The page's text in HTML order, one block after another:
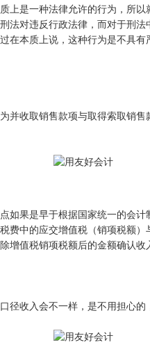
上是一种法律允许的行为，所
法对违反行政法律，而对于刑
在本质上说，这种行为是不具
并收取销售款项与取得索取销
如果是早于根据国家统一的会
费中的应交增值税（销项税额
增值税销项税额后的金额确认收
径收入会不一样，是不用担心的